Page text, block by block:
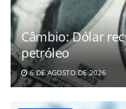
Câmbio: Dólar
petróleo
6 DE AGOSTO DE 2026